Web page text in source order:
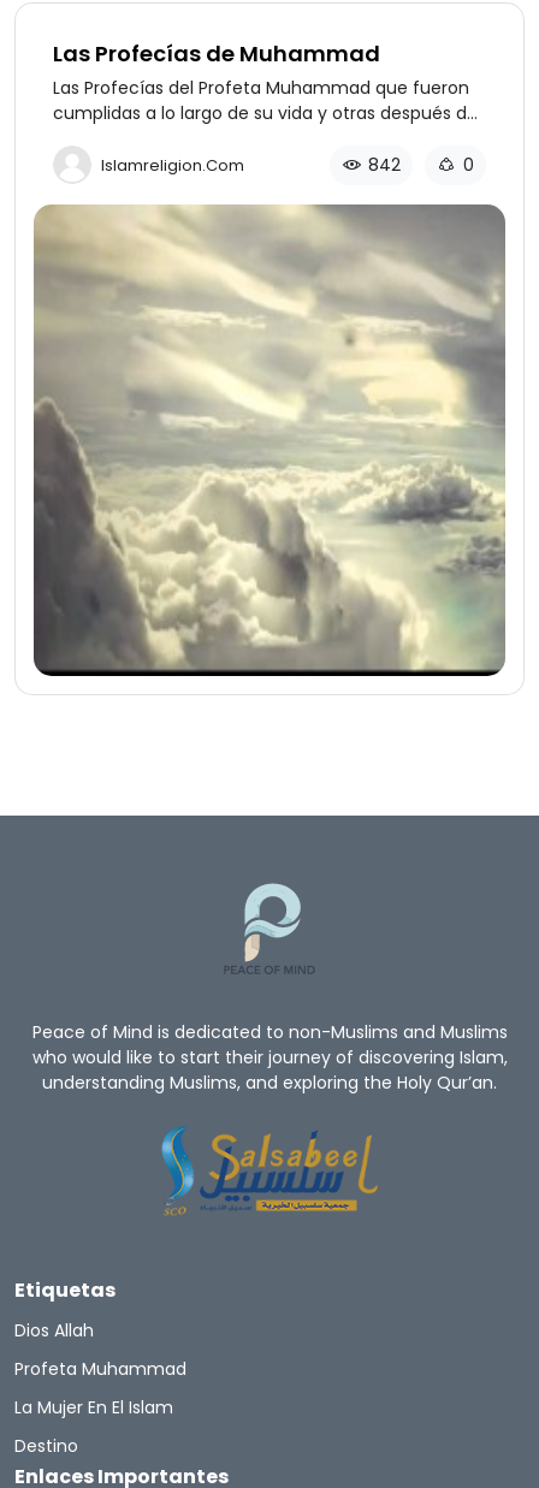
Las Profecías de Muhammad
Las Profecías del Profeta Muhammad que fueron
cumplidas a lo largo de su vida y otras después de
que Muhammad realmente era un profeta de Dio
Islamreligion.com 842 0
Peace of Mind is dedicated to non-Muslims and Muslims
who would like to start their journey of discovering Islam,
understanding Muslims, and exploring the Holy Qur’an.
Etiquetas
Dios Allah
Profeta Muhammad
La Mujer En El Islam
Destino
Enlaces Importantes